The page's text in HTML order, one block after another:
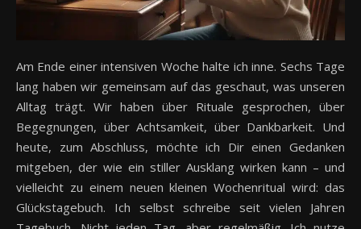
Am Ende einer intensiven Woche halte ich inne. Sechs Tage
lang haben wir gemeinsam auf das geschaut, was unseren
Alltag trägt. Wir haben über Rituale gesprochen, über
Begegnungen, über Achtsamkeit, über Dankbarkeit. Und
heute, zum Abschluss, möchte ich Dir einen Gedanken
mitgeben, der wie ein stiller Ausklang wirken kann – und
vielleicht zu einem neuen kleinen Wochenritual wird: das
Glückstagebuch. Ich selbst schreibe seit vielen Jahren